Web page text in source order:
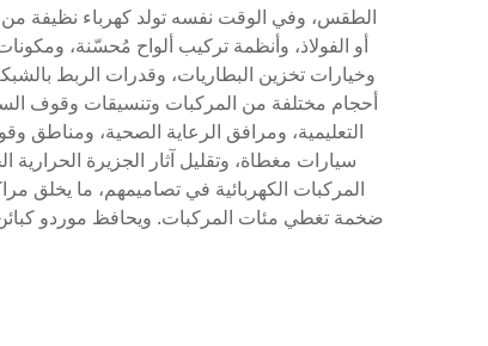
وخيارات تخزين البطاريات، وقدرات الربط
التعليمية، ومرافق الرعاية الصحية، ومناطق
المركبات الكهربائية في تصاميمهم، ما يخلق